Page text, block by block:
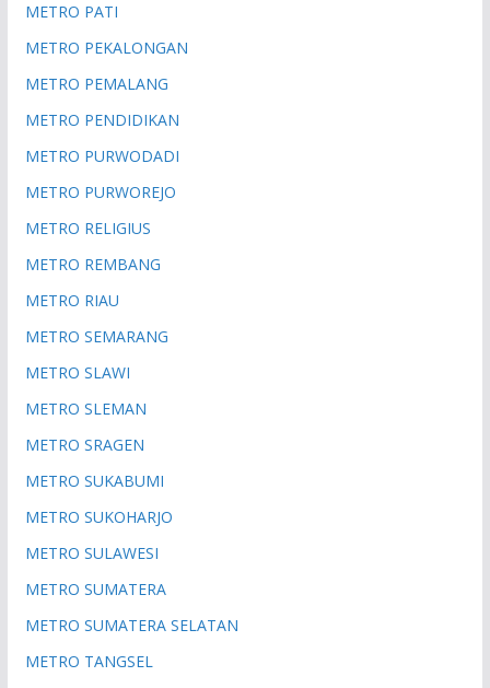
METRO PATI
METRO PEKALONGAN
METRO PEMALANG
METRO PENDIDIKAN
METRO PURWODADI
METRO PURWOREJO
METRO RELIGIUS
METRO REMBANG
METRO RIAU
METRO SEMARANG
METRO SLAWI
METRO SLEMAN
METRO SRAGEN
METRO SUKABUMI
METRO SUKOHARJO
METRO SULAWESI
METRO SUMATERA
METRO SUMATERA SELATAN
METRO TANGSEL